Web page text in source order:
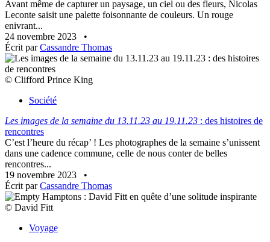
Avant même de capturer un paysage, un ciel ou des fleurs, Nicolas
Leconte saisit une palette foisonnante de couleurs. Un rouge
enivrant...
24 novembre 2023
•
Écrit parCassandre Thomas
© Clifford Prince King
Société
Les images de la semaine du 13.11.23 au 19.11.23 : des histoires de
rencontres
C’est l’heure du récap’ ! Les photographes de la semaine s’unissent
dans une cadence commune, celle de nous conter de belles
rencontres...
19 novembre 2023
•
Écrit parCassandre Thomas
© David Fitt
Voyage